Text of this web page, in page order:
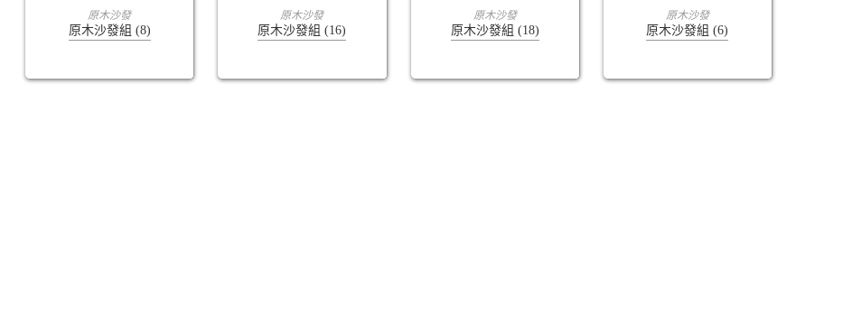
查看內容
原木沙發
原木沙發組 (8)
查看內容
原木沙發
原木沙發組 (16)
查看內容
原木沙發
原木沙發組 (18)
查看內容
原木沙發
原木沙發組 (6)